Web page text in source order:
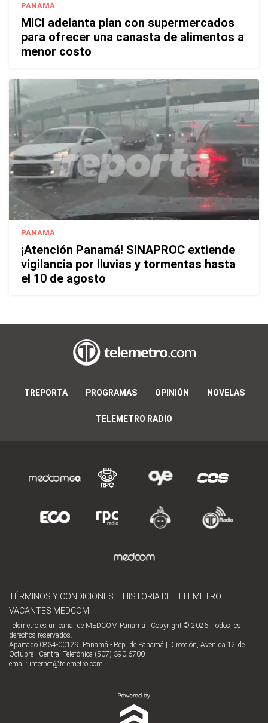
PANAMÁ
MICI adelanta plan con supermercados
para ofrecer una canasta de alimentos a
menor costo
PANAMÁ
¡Atención Panamá! SINAPROC extiende
vigilancia por lluvias y tormentas hasta
el 10 de agosto
TREPORTA PROGRAMAS OPINIÓN NOVELAS
TELEMETRO RADIO
TÉRMINOS Y CONDICIONES
HISTORIA DE TELEMETRO
VACANTES MEDCOM
Telemetro es un canal de MEDCOM Panamá | Copyright © 2026. Todos los
derechos reservados.
Apartado 0834-00129, Panamá - Rep. de Panamá | Dirección, Avenida 12 de
Octubre | Central Telefónica (507) 390-6700
email: internet@telemetro.com